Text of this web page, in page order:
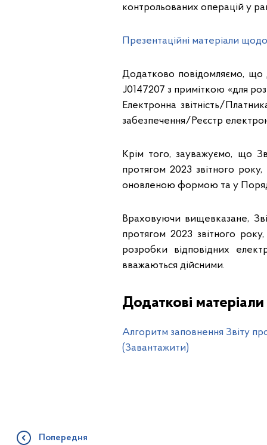
контрольованих операцій у
Презентаційні матеріали
Додатково повідомляємо, що
J0147207 з приміткою «для
Електронна звітність/
забезпечення/Реєстр
Крім того, зауважуємо, що
протягом 2023 звітного
оновленою формою та у
Враховуючи вищевказане,
протягом 2023 звітного
розробки відповідних
вважаються дійсними.
Додаткові матеріали
Алгоритм заповнення Звіту
(Завантажити)
Попередня